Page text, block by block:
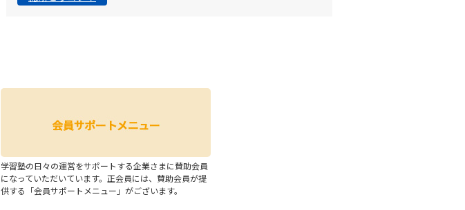
学習塾の日々の運営をサポートする企業さまに賛助会員
になっていただいています。正会員には、賛助会員が提
供する「会員サポートメニュー」がございます。